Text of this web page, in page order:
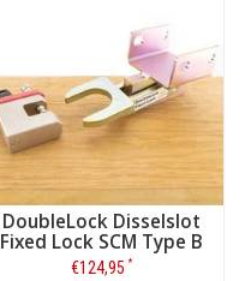
DoubleLock Disselslot
Fixed Lock SCM Type B
€124,95 *